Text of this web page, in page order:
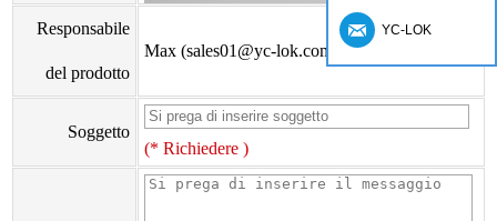
Responsabile
del prodotto
Max (sales01@yc-lok.com)
Soggetto
(* Richiedere )
YC-LOK